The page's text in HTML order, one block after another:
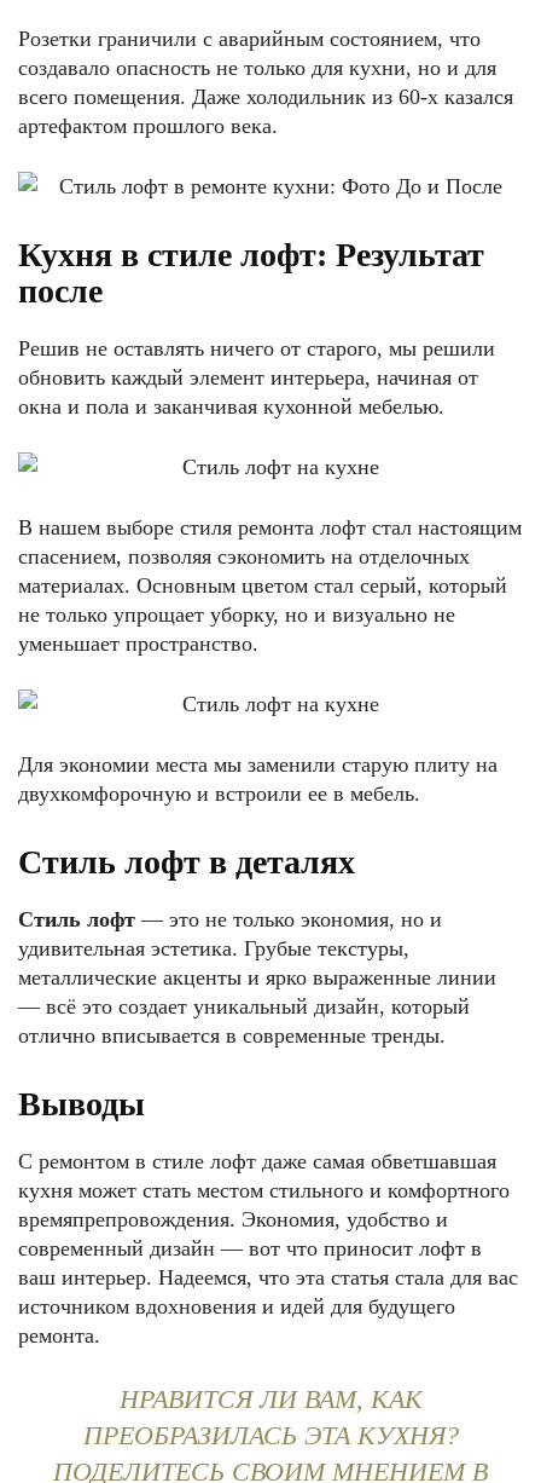
Розетки граничили с аварийным состоянием, что
создавало опасность не только для кухни, но и для
всего помещения. Даже холодильник из 60-х казался
артефактом прошлого века.
Кухня в стиле лофт: Результат
после
Решив не оставлять ничего от старого, мы решили
обновить каждый элемент интерьера, начиная от
окна и пола и заканчивая кухонной мебелью.
В нашем выборе стиля ремонта лофт стал настоящим
спасением, позволяя сэкономить на отделочных
материалах. Основным цветом стал серый, который
не только упрощает уборку, но и визуально не
уменьшает пространство.
Для экономии места мы заменили старую плиту на
двухкомфорочную и встроили ее в мебель.
Стиль лофт в деталях
Стиль лофт — это не только экономия, но и
удивительная эстетика. Грубые текстуры,
металлические акценты и ярко выраженные линии
— всё это создает уникальный дизайн, который
отлично вписывается в современные тренды.
Выводы
С ремонтом в стиле лофт даже самая обветшавшая
кухня может стать местом стильного и комфортного
времяпрепровождения. Экономия, удобство и
современный дизайн — вот что приносит лофт в
ваш интерьер. Надеемся, что эта статья стала для вас
источником вдохновения и идей для будущего
ремонта.
НРАВИТСЯ ЛИ ВАМ, КАК
ПРЕОБРАЗИЛАСЬ ЭТА КУХНЯ?
ПОДЕЛИТЕСЬ СВОИМ МНЕНИЕМ В